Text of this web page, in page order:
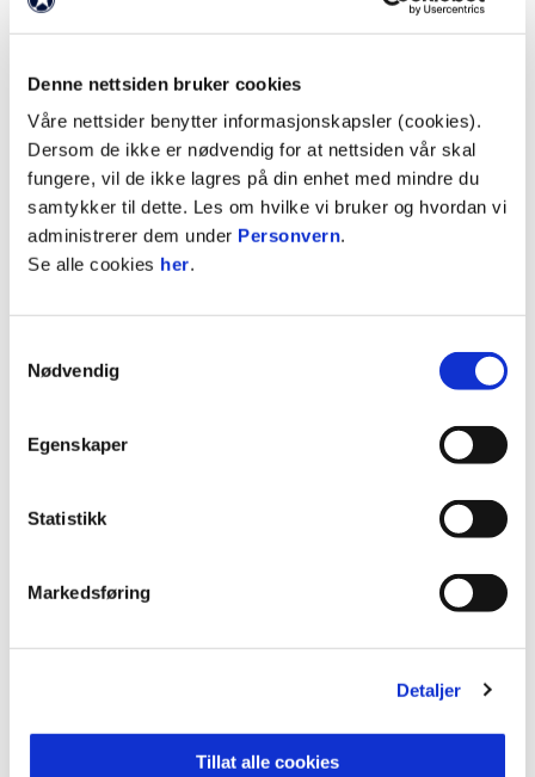
Denne nettsiden bruker cookies
Våre nettsider benytter informasjonskapsler (cookies).
Dersom de ikke er nødvendig for at nettsiden vår skal
fungere, vil de ikke lagres på din enhet med mindre du
samtykker til dette. Les om hvilke vi bruker og hvordan vi
administrerer dem under Personvern.
Se alle cookies her.
Nødvendig
Egenskaper
Statistikk
Markedsføring
Detaljer
Tillat alle cookies
Vinterserien spilles over 16 helger fra desember
til mars utendørs, og det tilbys 7'er og 9'er
klasser. Klassene blir nivåinndelt.
Alle lag fra Groruddalen får 20% rabatt på
påmeldingsavgiften og klubber med OBOS som
Rabattene kan ikke kombineres.
Ved få påmeldte på ett nivå eller en klasse vil det
forsøkes å finne motstandere i andre klasser som
Jenter og Gutter 2016 øvet og middels øvet.
Spillform: 7'er
Spillform: 9'er
Jenter og Gutter 2013 øvet og middels øvet.